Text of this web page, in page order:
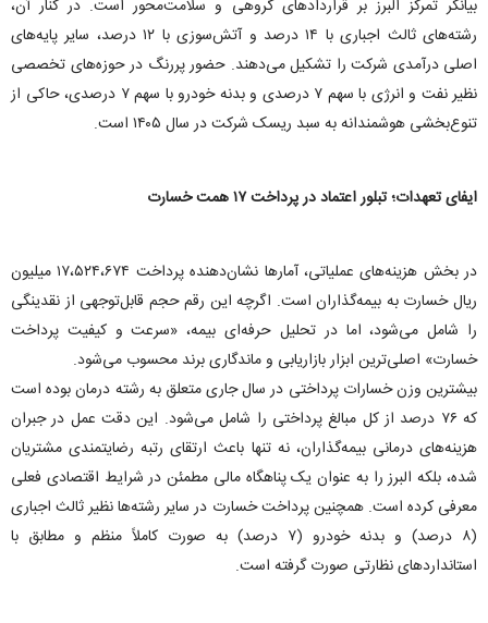
بیانگر تمرکز البرز بر قرارداد‌های گروهی و سلامت‌محور است. در کنار آن،
رشته‌های ثالث اجباری با ۱۴ درصد و آتش‌سوزی با ۱۲ درصد، سایر پایه‌های
اصلی درآمدی شرکت را تشکیل می‌دهند. حضور پررنگ در حوزه‌های تخصصی
نظیر نفت و انرژی با سهم ۷ درصدی و بدنه خودرو با سهم ۷ درصدی، حاکی از
تنوع‌بخشی هوشمندانه به سبد ریسک شرکت در سال ۱۴۰۵ است.
ایفای تعهدات؛ تبلور اعتماد در پرداخت ۱۷ همت خسارت
در بخش هزینه‌های عملیاتی، آمار‌ها نشان‌دهنده پرداخت ۱۷،۵۲۴،۶۷۴ میلیون
ریال خسارت به بیمه‌گذاران است. اگرچه این رقم حجم قابل‌توجهی از نقدینگی
را شامل می‌شود، اما در تحلیل حرفه‌ای بیمه، «سرعت و کیفیت پرداخت
خسارت» اصلی‌ترین ابزار بازاریابی و ماندگاری برند محسوب می‌شود.
بیشترین وزن خسارات پرداختی در سال جاری متعلق به رشته درمان بوده است
که ۷۶ درصد از کل مبالغ پرداختی را شامل می‌شود. این دقت عمل در جبران
هزینه‌های درمانی بیمه‌گذاران، نه تنها باعث ارتقای رتبه رضایتمندی مشتریان
شده، بلکه البرز را به عنوان یک پناهگاه مالی مطمئن در شرایط اقتصادی فعلی
معرفی کرده است. همچنین پرداخت خسارت در سایر رشته‌ها نظیر ثالث اجباری
(۸ درصد) و بدنه خودرو (۷ درصد) به صورت کاملاً منظم و مطابق با
استاندارد‌های نظارتی صورت گرفته است.